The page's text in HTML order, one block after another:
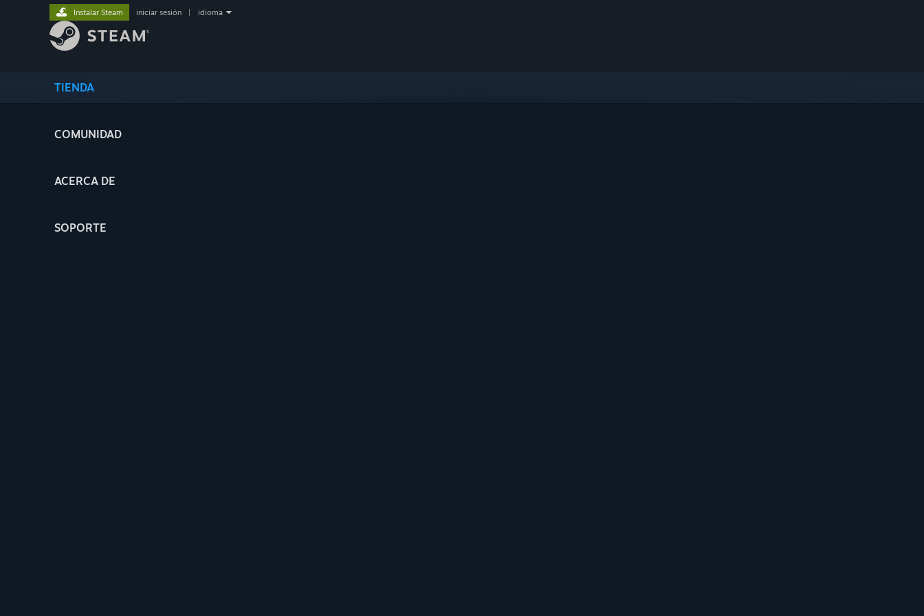
TIENDA
COMUNIDAD
ACERCA DE
SOPORTE
Instalar Steam iniciar sesión idioma